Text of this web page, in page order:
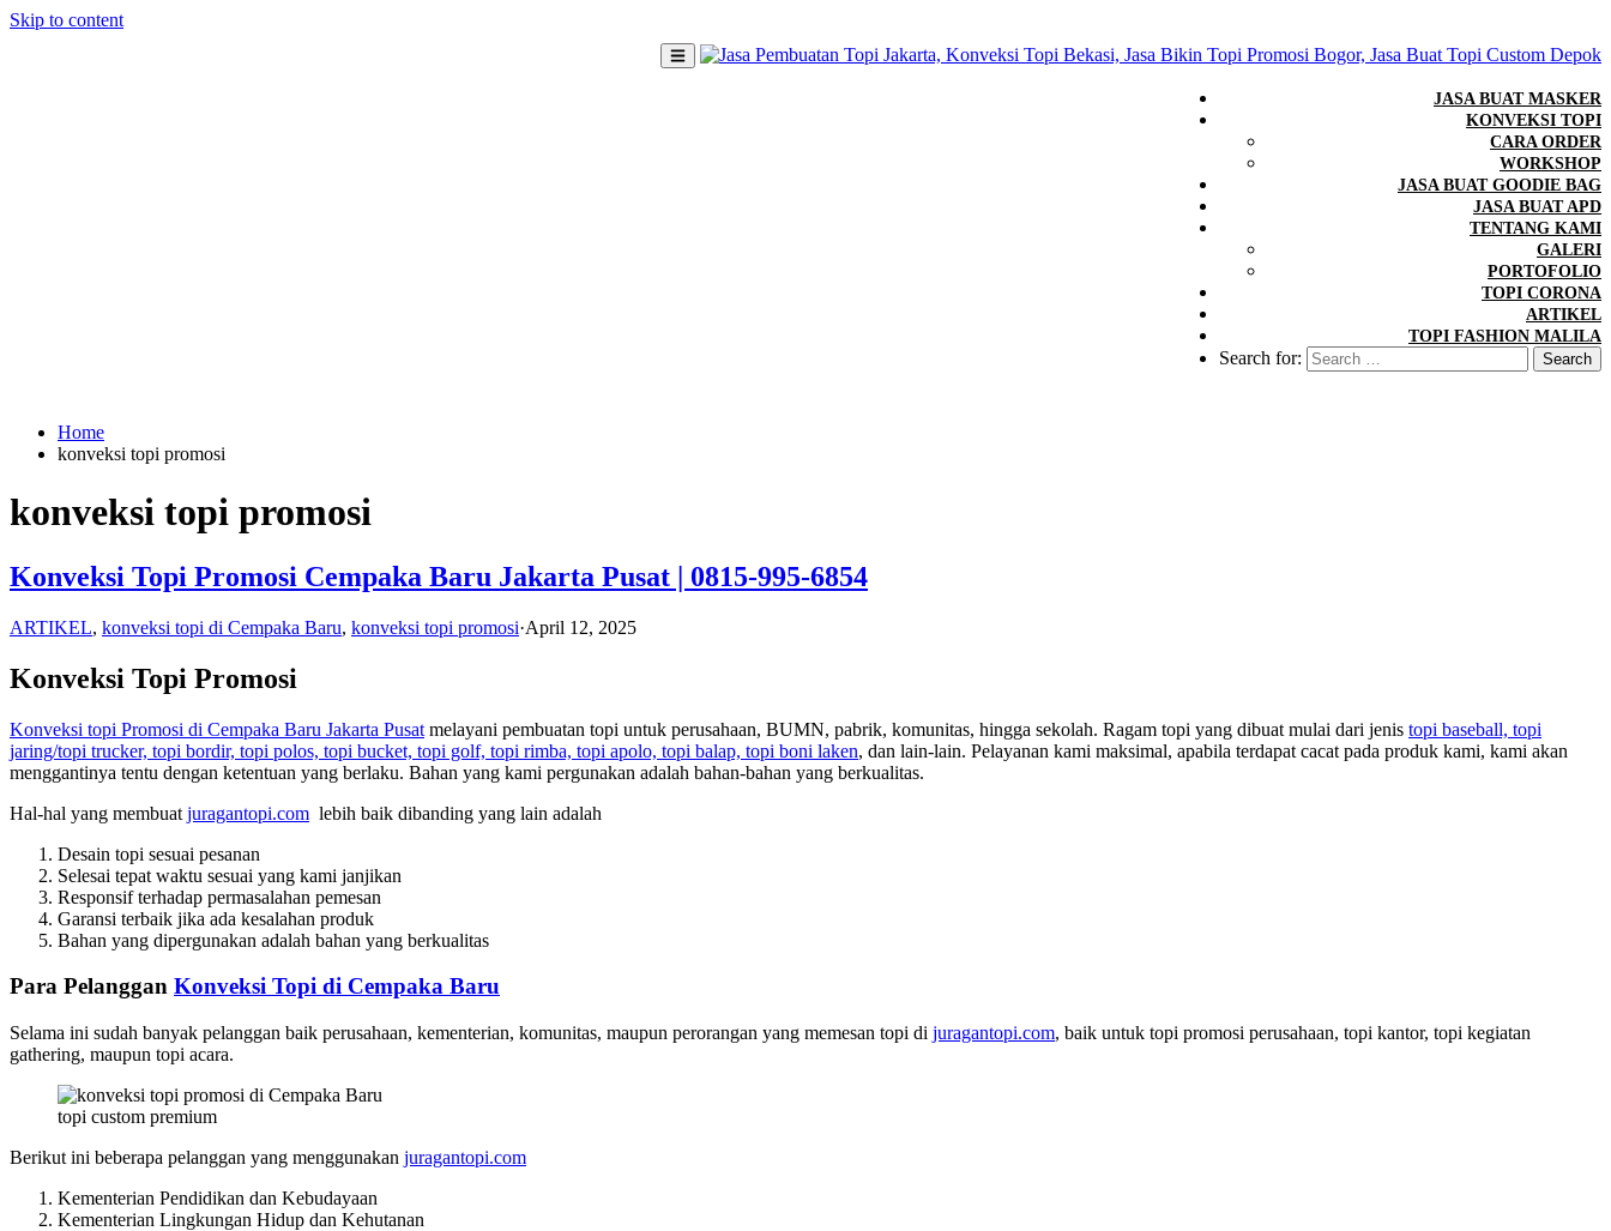
Skip to content
JASA BUAT MASKER
KONVEKSI TOPI
CARA ORDER
WORKSHOP
JASA BUAT GOODIE BAG
JASA BUAT APD
TENTANG KAMI
GALERI
PORTOFOLIO
TOPI CORONA
ARTIKEL
TOPI FASHION MALILA
Search for:
Home
konveksi topi promosi
konveksi topi promosi
Konveksi Topi Promosi Cempaka Baru Jakarta Pusat | 0815-995-6854
ARTIKEL, konveksi topi di Cempaka Baru, konveksi topi promosi·April 12, 2025
Konveksi Topi Promosi
Konveksi topi Promosi di Cempaka Baru Jakarta Pusat melayani pembuatan topi untuk perusahaan, BUMN, pabrik, komunitas, hingga sekolah. Ragam topi yang dibuat mulai dari jenis topi baseball, topi
jaring/topi trucker, topi bordir, topi polos, topi bucket, topi golf, topi rimba, topi apolo, topi balap, topi boni laken, dan lain-lain. Pelayanan kami maksimal, apabila terdapat cacat pada produk kami, kami akan
menggantinya tentu dengan ketentuan yang berlaku. Bahan yang kami pergunakan adalah bahan-bahan yang berkualitas.
Hal-hal yang membuat juragantopi.com lebih baik dibanding yang lain adalah
Desain topi sesuai pesanan
Selesai tepat waktu sesuai yang kami janjikan
Responsif terhadap permasalahan pemesan
Garansi terbaik jika ada kesalahan produk
Bahan yang dipergunakan adalah bahan yang berkualitas
Para Pelanggan Konveksi Topi di Cempaka Baru
Selama ini sudah banyak pelanggan baik perusahaan, kementerian, komunitas, maupun perorangan yang memesan topi di juragantopi.com, baik untuk topi promosi perusahaan, topi kantor, topi kegiatan
gathering, maupun topi acara.
topi custom premium
Berikut ini beberapa pelanggan yang menggunakan juragantopi.com
Kementerian Pendidikan dan Kebudayaan
Kementerian Lingkungan Hidup dan Kehutanan